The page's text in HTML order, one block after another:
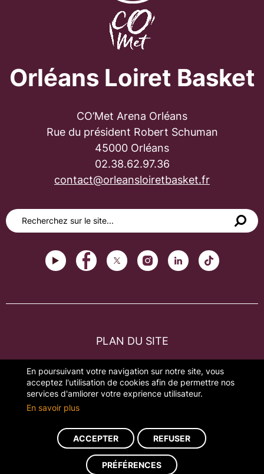
En poursuivant votre navigation sur notre site, vous
acceptez l'utilisation de cookies afin de permettre nos
services d'amliorer votre exprience utilisateur.
En savoir plus
ACCEPTER REFUSER
PRÉFÉRENCES
Orléans Loiret Basket
CO’Met Arena Orléans
Rue du président Robert Schuman
45000 Orléans
02.38.62.97.36
contact@orleansloiretbasket.fr
PLAN DU SITE
FAQ
MENTIONS LÉGALES
GESTION DES COOKIES
Réalisation du site : ads-COM